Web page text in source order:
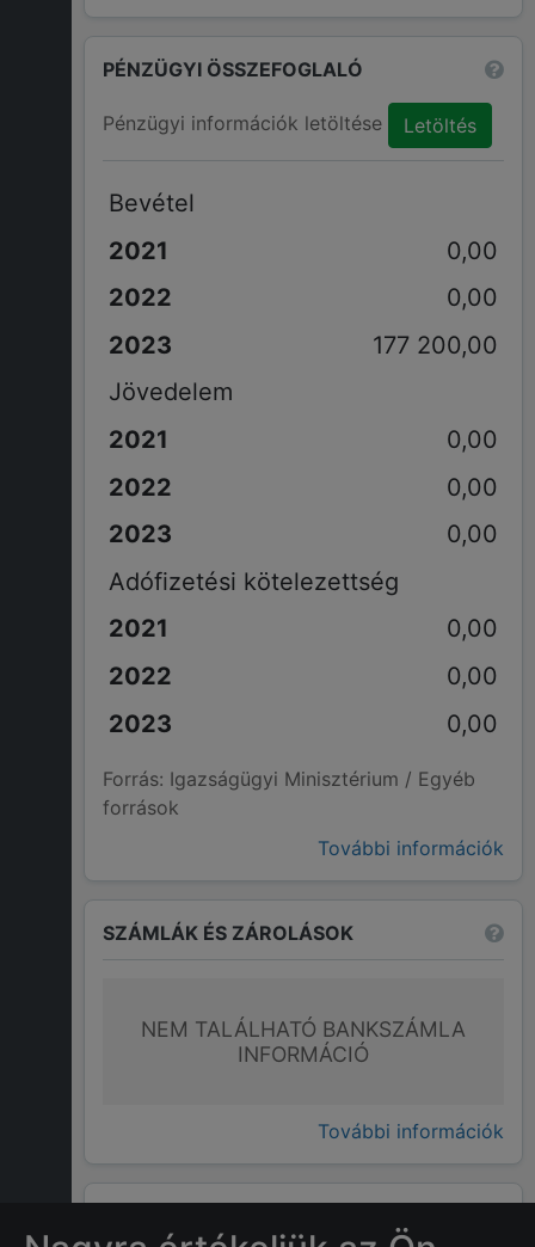
PÉNZÜGYI ÖSSZEFOGLALÓ
Pénzügyi információk letöltése Letöltés
Bevétel
0,00
0,00
177 200,00
Jövedelem
0,00
0,00
0,00
Adófizetési kötelezettség
0,00
0,00
0,00
Forrás: Igazságügyi Minisztérium / Egyéb
források
További információk
SZÁMLÁK ÉS ZÁROLÁSOK
NEM TALÁLHATÓ BANKSZÁMLA
INFORMÁCIÓ
További információk